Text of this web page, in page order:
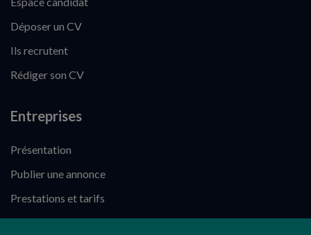
Déposer un CV
Ils recrutent
Rédiger son CV
Entreprises
Présentation
Publier une annonce
Prestations et tarifs